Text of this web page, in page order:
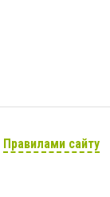
Правилами сайту